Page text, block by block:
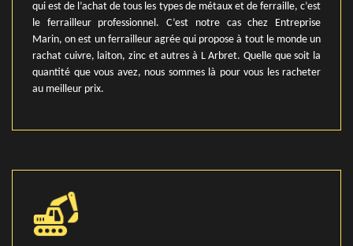
qui est de l’achat de tous les types de métaux et de ferraille, c’est
le ferrailleur professionnel. C’est notre cas chez Entreprise
Marin, on est un ferrailleur agrée qui propose à tout le monde un
rachat cuivre, laiton, zinc et autres à L Arbret. Quelle que soit la
quantité que vous avez, nous sommes là pour vous les racheter
au meilleur prix.